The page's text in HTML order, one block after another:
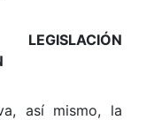
así mismo, la